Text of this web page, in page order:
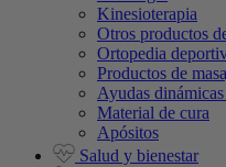
Kinesioterapia
Otros productos
Ortopedia
Productos de
Ayudas
Material de cura
Apósitos
Salud y bienestar